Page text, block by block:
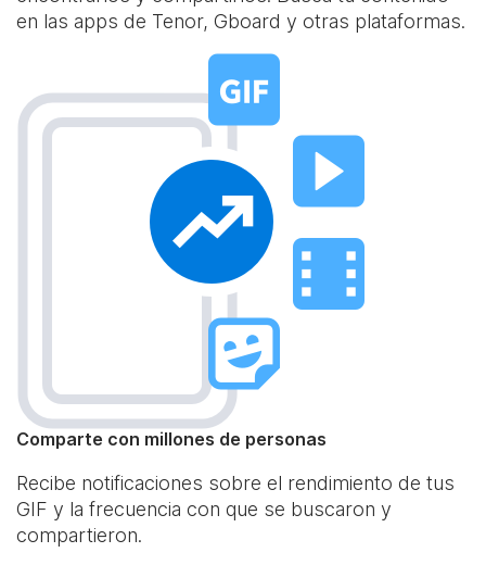
en las apps de Tenor, Gboard y otras plataformas.
Comparte con millones de personas
Recibe notificaciones sobre el rendimiento de tus
GIF y la frecuencia con que se buscaron y
compartieron.